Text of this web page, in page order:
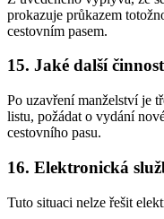
prokazuje průkazem
cestovním pasem.
15. Jaké další
Po uzavření manželství je
listu, požádat o vydání
cestovního pasu.
16. Elektronická
Tuto situaci nelze řešit